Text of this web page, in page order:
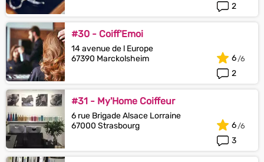
2
#30 - Coiff'Emoi
14 avenue de l Europe
67390 Marckolsheim
2
6
#31 - My'Home Coiffeur
6 rue Brigade Alsace Lorraine
67000 Strasbourg
3
6